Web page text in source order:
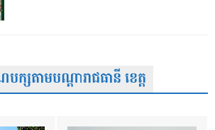
សតាមបណ្តារាជធានី ខេត្ត